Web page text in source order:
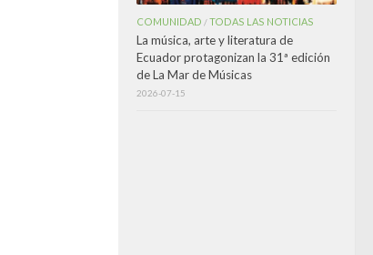
COMUNIDAD /TODAS LAS NOTICIAS
La música, arte y literatura de
Ecuador protagonizan la 31ª edición
de La Mar de Músicas
2026-07-15